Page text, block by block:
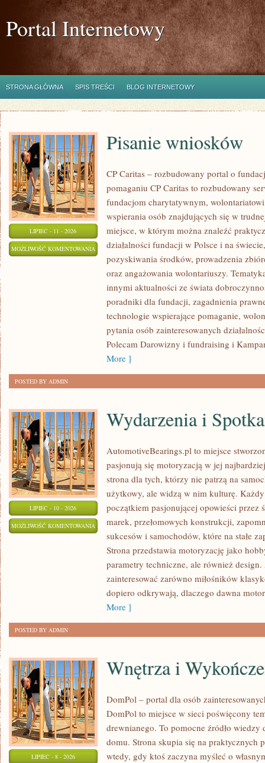
Portal Internetowy
STRONA GŁÓWNA SPIS TREŚCI BLOG INTERNETOWY
LIPIEC - 11 - 2026
MOŻLIWOŚĆ KOMENTOWANIA PISANIE
WNIOSKÓW
Pisanie wniosków
CP Caritas – rozbudowany portal o
pomaganiu CP Caritas to rozbudowany
fundacjom charytatywnym,
wspierania osób znajdujących się w
miejsce, w którym można znaleźć
działalności fundacji w Polsce i na
pozyskiwania środków, prowadzenia
oraz angażowania wolontariuszy.
innymi aktualności ze świata
poradniki dla fundacji, zagadnienia
technologie wspierające pomaganie,
pytania osób zainteresowanych
Polecam Darowizny i fundraising i
More ]
POSTED BY ADMIN
LIPIEC - 10 - 2026
MOŻLIWOŚĆ KOMENTOWANIA WYDARZENIA
SPOTKANIA
KLASYKÓW
Wydarzenia i
AutomotiveBearings.pl to miejsce
pasjonują się motoryzacją w jej
strona dla tych, którzy nie patrzą na
użytkowy, ale widzą w nim kulturę.
początkiem pasjonującej opowieści przez
marek, przełomowych konstrukcji,
sukcesów i samochodów, które na stałe
Strona przedstawia motoryzację jako
parametry techniczne, ale również
zainteresować zarówno miłośników
dopiero odkrywają, dlaczego dawna
More ]
POSTED BY ADMIN
LIPIEC - 8 - 2026
Wnętrza i
DomPol – portal dla osób
DomPol to miejsce w sieci poświęcony
drewnianego. To pomocne źródło
domu. Strona skupia się na praktycznych
wtedy, gdy ktoś zaczyna myśleć o